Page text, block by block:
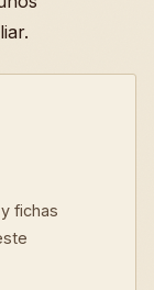
fichas